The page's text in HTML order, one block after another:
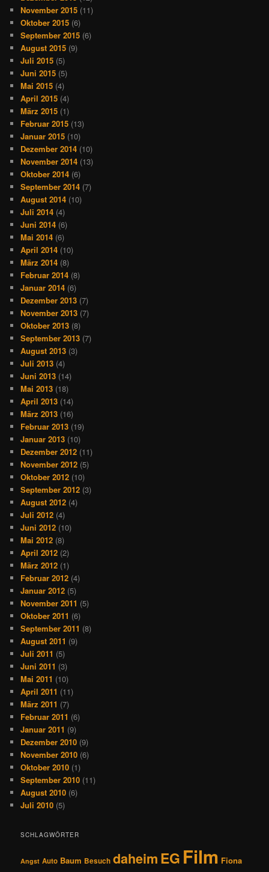
November 2015 (11)
Oktober 2015 (6)
September 2015 (6)
August 2015 (9)
Juli 2015 (5)
Juni 2015 (5)
Mai 2015 (4)
April 2015 (4)
März 2015 (1)
Februar 2015 (13)
Januar 2015 (10)
Dezember 2014 (10)
November 2014 (13)
Oktober 2014 (6)
September 2014 (7)
August 2014 (10)
Juli 2014 (4)
Juni 2014 (6)
Mai 2014 (6)
April 2014 (10)
März 2014 (8)
Februar 2014 (8)
Januar 2014 (6)
Dezember 2013 (7)
November 2013 (7)
Oktober 2013 (8)
September 2013 (7)
August 2013 (3)
Juli 2013 (4)
Juni 2013 (14)
Mai 2013 (18)
April 2013 (14)
März 2013 (16)
Februar 2013 (19)
Januar 2013 (10)
Dezember 2012 (11)
November 2012 (5)
Oktober 2012 (10)
September 2012 (3)
August 2012 (4)
Juli 2012 (4)
Juni 2012 (10)
Mai 2012 (8)
April 2012 (2)
März 2012 (1)
Februar 2012 (4)
Januar 2012 (5)
November 2011 (5)
Oktober 2011 (6)
September 2011 (8)
August 2011 (9)
Juli 2011 (5)
Juni 2011 (3)
Mai 2011 (10)
April 2011 (11)
März 2011 (7)
Februar 2011 (6)
Januar 2011 (9)
Dezember 2010 (9)
November 2010 (6)
Oktober 2010 (1)
September 2010 (11)
August 2010 (6)
Juli 2010 (5)
SCHLAGWÖRTER
Angst Auto Baum Besuch daheimEG Film Fiona